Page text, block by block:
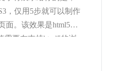
，仅用5步就可以制作
面。该效果是html5和
需要在支持html5的浏
便利贴制作方法。